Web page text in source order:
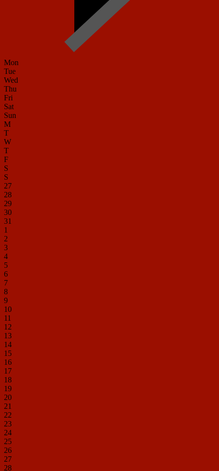
Mon
Tue
Wed
Thu
Fri
Sat
Sun
M
T
W
T
F
S
S
27
28
29
30
31
1
2
3
4
5
6
7
8
9
10
11
12
13
14
15
16
17
18
19
20
21
22
23
24
25
26
27
28